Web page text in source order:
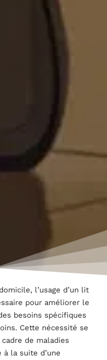
l’usage d’un lit
pour améliorer le
besoins spécifiques
Cette nécessité se
de maladies
à la suite d’une